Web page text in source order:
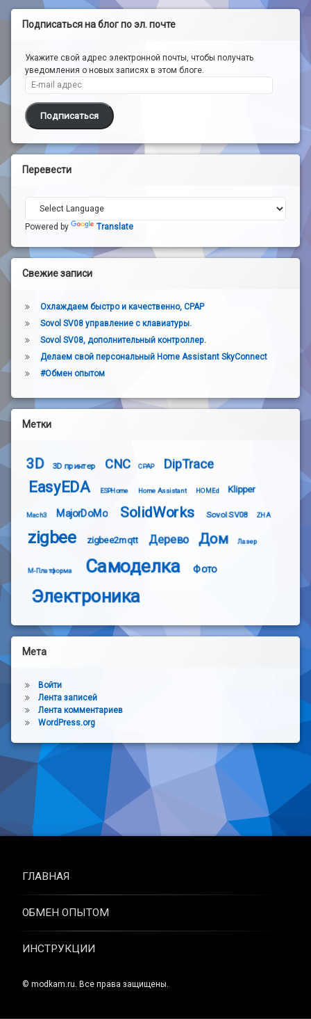
Подписаться на блог по эл. почте
Укажите свой адрес электронной почты, чтобы получать
уведомления о новых записях в этом блоге.
E-mail адрес
Подписаться
Перевести
Powered by Translate
Свежие записи
Охлаждаем быстро и качественно, CPAP
Sovol SV08 управление с клавиатуры.
Sovol SV08, дополнительный контроллер.
Делаем свой персональный Home Assistant SkyConnect
#Обмен опытом
Метки
3D 3D принтер CNC CPAP DipTrace
EasyEDA ESPHome Home Assistant HOMEd Klipper
Mach3 MajorDoMo SolidWorks Sovol SV08 ZHA
zigbee zigbee2mqtt Дерево Дом Лазер
М-Платформа Самоделка Фото
Электроника
Мета
Войти
Лента записей
Лента комментариев
WordPress.org
ГЛАВНАЯ
ОБМЕН ОПЫТОМ
ИНСТРУКЦИИ
© modkam.ru. Все права защищены.